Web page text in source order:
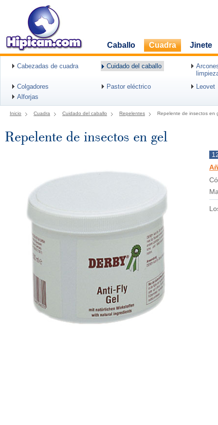
Caballo Cuadra Jinete
Cabezadas de cuadra Cuidado del caballo
Colgadores
Pastor eléctrico
Leovet
Alforjas
Inicio Cuadra Cuidado del caballo Repelentes Repelente de insectos en
Repelente de insectos en gel